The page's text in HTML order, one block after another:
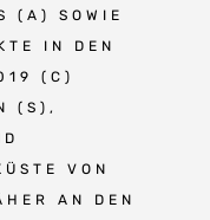
(A) SOWIE
IN DEN
(C)
(S),
VON
AN DEN